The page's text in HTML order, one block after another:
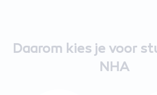
Daarom kies je voor
NHA